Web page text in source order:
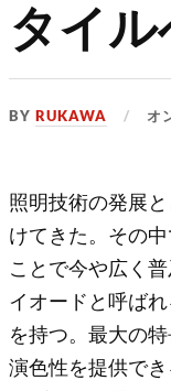
タイ
BYRUKAWA オ
照明技術の発展
けてきた。 その
ことで今や広く
イオードと呼ば
を持つ。最大の
演色性を提供で